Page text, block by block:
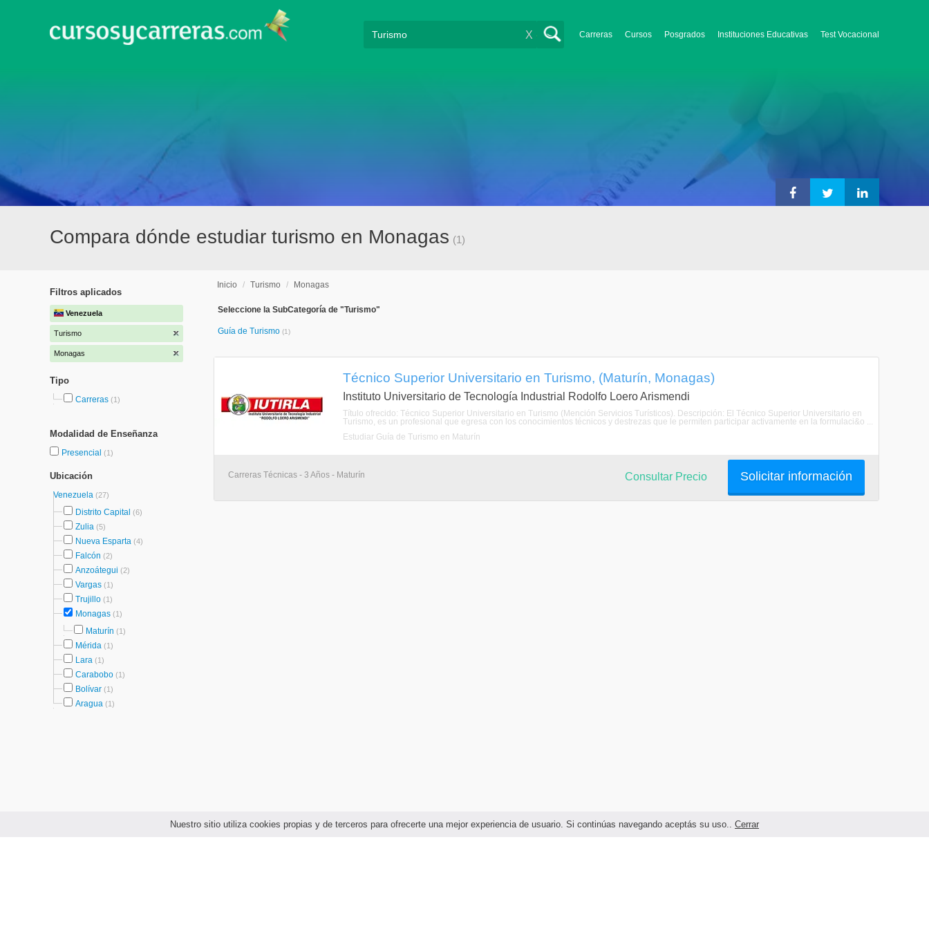
Nuestro sitio utiliza cookies propias y de terceros para ofrecerte una mejor experiencia de usuario. Si continúas navegando aceptás su uso.. Cerrar
Carreras Cursos Posgrados Instituciones Educativas Test Vocacional
X
Compara dónde estudiar turismo en Monagas (1)
Filtros aplicados
Venezuela
Turismo
Monagas
Tipo
Carreras (1)
Modalidad de Enseñanza
Presencial (1)
Ubicación
Venezuela (27)
Distrito Capital (6)
Zulia (5)
Nueva Esparta (4)
Falcón (2)
Anzoátegui (2)
Vargas (1)
Trujillo (1)
Monagas (1)
Maturín (1)
Mérida (1)
Lara (1)
Carabobo (1)
Bolívar (1)
Aragua (1)
Inicio / Turismo / Monagas
Seleccione la SubCategoría de "Turismo"
Guía de Turismo (1)
Técnico Superior Universitario en Turismo, (Maturín, Monagas)
Instituto Universitario de Tecnología Industrial Rodolfo Loero Arismendi
Título ofrecido: Técnico Superior Universitario en Turismo (Mención Servicios Turísticos). Descripción: El Técnico Superior Universitario en
Turismo, es un profesional que egresa con los conocimientos técnicos y destrezas que le permiten participar activamente en la formulaci&o ...
Estudiar Guía de Turismo en Maturín
Carreras Técnicas - 3 Años - Maturín Solicitar información
Consultar Precio